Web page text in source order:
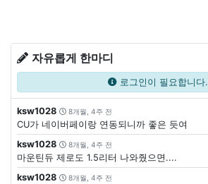
자유롭게 한마디
로그인이 필요합니다.
ksw1028 8개월, 4주 전
CU가 네이버페이랑 연동되니까 좋은 듯여
ksw1028
8개월, 4주 전
마운틴듀 제로도 1.5리터 나와줬으면....
ksw1028
8개월, 4주 전